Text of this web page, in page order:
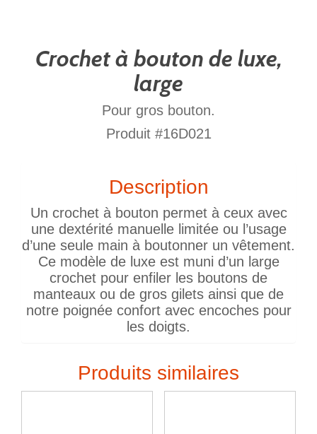
Crochet à bouton de luxe,
large
Pour gros bouton.
Produit #16D021
Description
Un crochet à bouton permet à ceux avec
une dextérité manuelle limitée ou l’usage
d’une seule main à boutonner un vêtement.
Ce modèle de luxe est muni d’un large
crochet pour enfiler les boutons de
manteaux ou de gros gilets ainsi que de
notre poignée confort avec encoches pour
les doigts.
Produits similaires